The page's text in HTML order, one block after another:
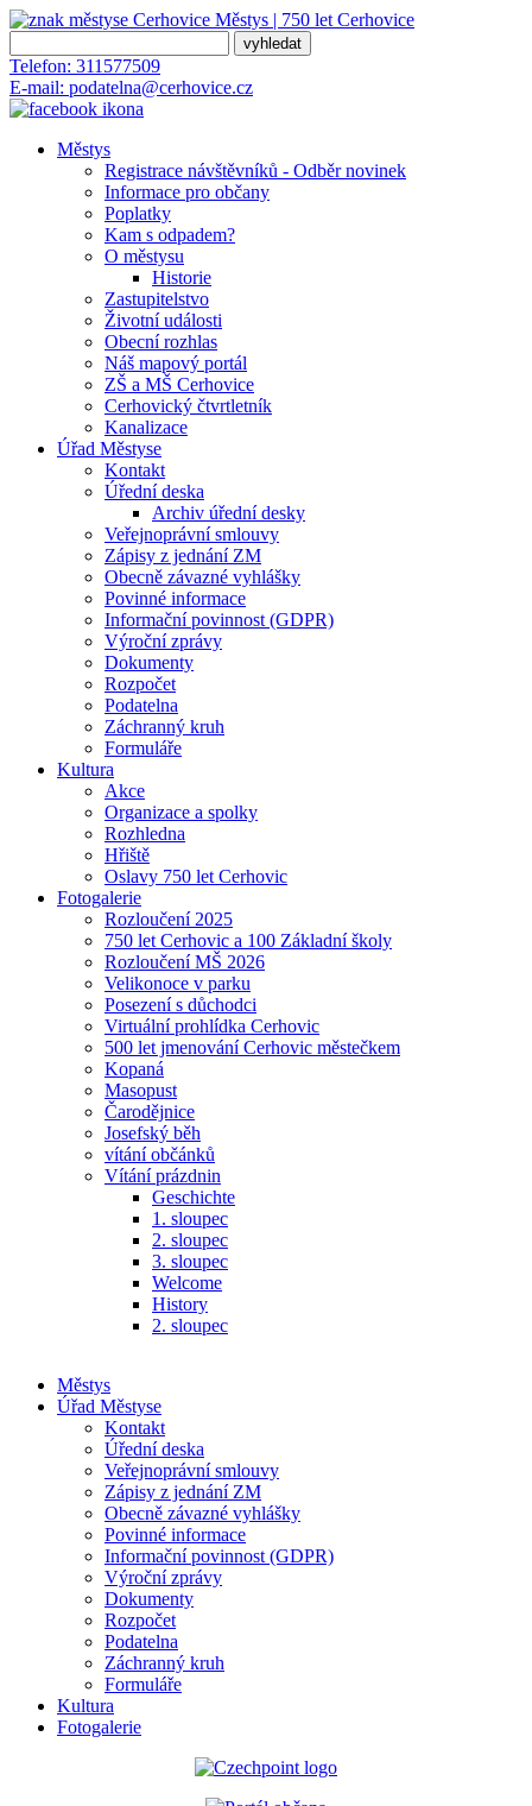
Městys | 750 let Cerhovice
Telefon: 311577509
E-mail: podatelna@cerhovice.cz
Městys
Registrace návštěvníků - Odběr novinek
Informace pro občany
Poplatky
Kam s odpadem?
O městysu
Historie
Zastupitelstvo
Životní události
Obecní rozhlas
Náš mapový portál
ZŠ a MŠ Cerhovice
Cerhovický čtvrtletník
Kanalizace
Úřad Městyse
Kontakt
Úřední deska
Archiv úřední desky
Veřejnoprávní smlouvy
Zápisy z jednání ZM
Obecně závazné vyhlášky
Povinné informace
Informační povinnost (GDPR)
Výroční zprávy
Dokumenty
Rozpočet
Podatelna
Záchranný kruh
Formuláře
Kultura
Akce
Organizace a spolky
Rozhledna
Hřiště
Oslavy 750 let Cerhovic
Fotogalerie
Rozloučení 2025
750 let Cerhovic a 100 Základní školy
Rozloučení MŠ 2026
Velikonoce v parku
Posezení s důchodci
Virtuální prohlídka Cerhovic
500 let jmenování Cerhovic městečkem
Kopaná
Masopust
Čarodějnice
Josefský běh
vítání občánků
Vítání prázdnin
Geschichte
1. sloupec
2. sloupec
3. sloupec
Welcome
History
2. sloupec
Městys
Úřad Městyse
Kontakt
Úřední deska
Veřejnoprávní smlouvy
Zápisy z jednání ZM
Obecně závazné vyhlášky
Povinné informace
Informační povinnost (GDPR)
Výroční zprávy
Dokumenty
Rozpočet
Podatelna
Záchranný kruh
Formuláře
Kultura
Fotogalerie